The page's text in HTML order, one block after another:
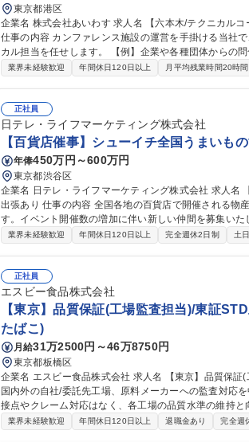
東京都港区
企業名 株式会社あいわす 求人名 【六本木/テクニカルコーディネーター】イベント運営/音響照明,映像の運営管理
仕事の内容 カンファレンス施設の運営を手掛ける当社
カル担当を任せします。 【例】企業や各種団体からの
【イベント当日までの流れ】問い合わせ対応や予約受
は指定協力会社への手配、準備→イベント当日の運営(
かな対応とホスピタリティでお客様にご満足いただいております 募集職種 【六本木/テクニカル
ー】イベント運営/音響照明,映像の運営管理
業界未経験歓迎 年間休日120日以上 月平均残業時間20時
正社員
日テレ・ライフマーケティング株式会社
【百貨店催事】シューイチ全国うまいも
年俸450万円～600万円
東京都渋谷区
企業名 日テレ・ライフマーケティング株式会社 求人名 【百貨店催事】シューイチ全国うまいもの博の運営/全国
出張あり 仕事の内容 全国各地の百貨店で開催される物産展「シューイチ全国うまいもの博」を担当いただきま
す。イベント開催数の増加に伴い新しい仲間を募集い
わっていただきます ■「シューイチ全国うまいもの博」の運営 ※メイン業務 1.イベントへの出店社誘致および管
シューイチ全国うまいもの博の運営/全国出張あり
業界未経験歓迎 年間休日120日以上 完全週休2日制 土
正社員
エスビー食品株式会社
【東京】品質保証(工場監査担当)/東証
たばこ)
月給31万2500円～46万8750円
東京都板橋区
企業名 エスビー食品株式会社 求人名 【東京】品質保証(工場監査担当)/東証STD上場/残業月25H以内 仕事の内容
国内外の自社/委託先工場、原料メーカーへの監査対応
接点やクレーム対応はなく、各工場の品質水準の維持と
場監査:FSSC22000等の基準に則り月2-3回程度の国内
業界未経験歓迎 年間休日120日以上 退職金あり 完全週